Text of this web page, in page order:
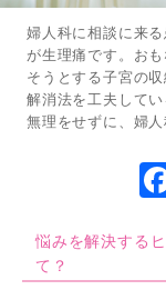
婦人科に相談に来
が生理痛です。お
そうとする子宮の
解消法を工夫して
無理をせずに、婦
悩みを解決する
て？